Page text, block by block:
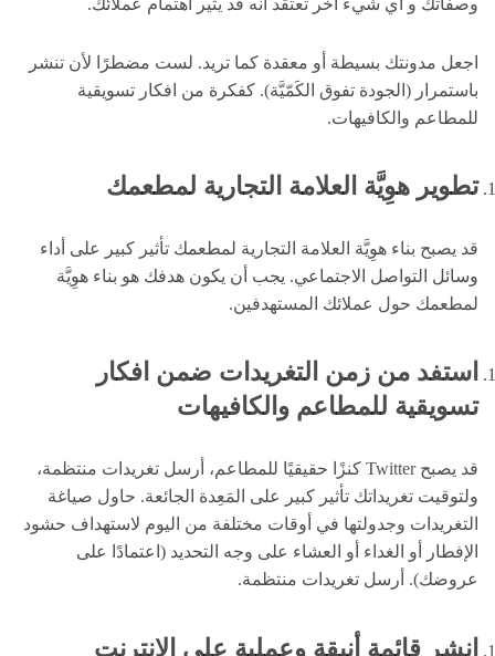
وصفاتك و أي شيء آخر تعتقد أنه قد يثير اهتمام عملائك.
اجعل مدونتك بسيطة أو معقدة كما تريد. لست مضطرًا لأن تنشر
باستمرار (الجودة تفوق الكَمّيَّة). كفكرة من افكار تسويقية
للمطاعم والكافيهات.
تطوير هوِيَّة العلامة التجارية لمطعمك
قد يصبح بناء هوِيَّة العلامة التجارية لمطعمك تأثير كبير على أداء
وسائل التواصل الاجتماعي. يجب أن يكون هدفك هو بناء هوِيَّة
لمطعمك حول عملائك المستهدفين.
استفد من زمن التغريدات ضمن افكار
تسويقية للمطاعم والكافيهات
قد يصبح Twitter كنزًا حقيقيًا للمطاعم، أرسل تغريدات منتظمة،
ولتوقيت تغريداتك تأثير كبير على المَعِدة الجائعة. حاول صياغة
التغريدات وجدولتها في أوقات مختلفة من اليوم لاستهداف حشود
الإفطار أو الغداء أو العشاء على وجه التحديد (اعتمادًا على
عروضك). أرسل تغريدات منتظمة.
انشر قائمة أنيقة وعملية على الإنترنت